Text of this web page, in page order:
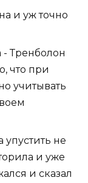
и уж точно
- Тренболон
что при
учитывать
упустить не
и уже
и сказал